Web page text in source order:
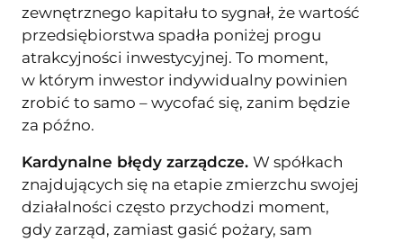
zewnętrznego kapitału to sygnał, że wartość
przedsiębiorstwa spadła poniżej progu
atrakcyjności inwestycyjnej. To moment,
w którym inwestor indywidualny powinien
zrobić to samo – wycofać się, zanim będzie
za późno.
Kardynalne błędy zarządcze. W spółkach
znajdujących się na etapie zmierzchu swojej
działalności często przychodzi moment,
gdy zarząd, zamiast gasić pożary, sam